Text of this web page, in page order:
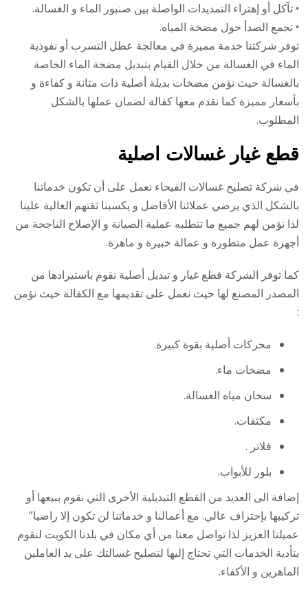
• تآكل أو إهتراء التمديدات الواصلة بين صنبور الماء و الغسالة.
• تجمع الصدأ حول مضخة المياه.
توفر شركتنا خدمة مميزة في معالجة عطل التسرب أو نفوذية
الماء في الغسالة من خلال القيام بتبديل مضخة الماء الخاصة
بالغسالة حيث نؤمن مضخات بديلة أصلية ذات متانة و كفاءة و
بأسعار مميزة كما نقدم معها كفالة لضمان عملها بالشكل
المطلوب.
قطع غيار غسالات اصلية
في شركة تصليح غسالات الفيحاء نعمل على أن تكون خدماتنا
بالشكل الذي يرضي عملائنا الأفاضل و يكسبنا ثقتهم الغالية علينا
لذا نؤمن لهم جميع ما تتطلبه عملية الصيانة و الإصلاح الناجحة من
أجهزة عمل متطورة و عمالة خبيرة و ماهرة.
كما توفر الشركة قطع غيار و تبديل أصلية نقوم باستيرادها من
المصدر المصنع لها حيث نعمل على تقديمها مع الكفالة حيث نؤمن
:
محركات أصلية بقوة كبيرة.
مضخات ماء.
سخان مياه الغسالة.
مكثفات.
فلاتر .
بلور للأبواب.
إضافة الى العديد من القطع التبديلية الأخرى التي نقوم ببيعها أو
تركيبها بإحتراف عالي. مع أعمالنا و خدماتنا لن تكون إلا راضيا”
عميلنا العزيز لذا تواصل معنا من أي مكان في بلدنا الكويت لنقوم
بتأدية الخدمات التي تحتاج إليها لتصليح غسالتك على يد العاملين
الماهرين و الأكفاء.